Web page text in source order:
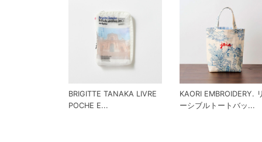
BRIGITTE TANAKA LIVRE
POCHE E...
KAORI EMBROIDERY.
ーシブルトートバッ...